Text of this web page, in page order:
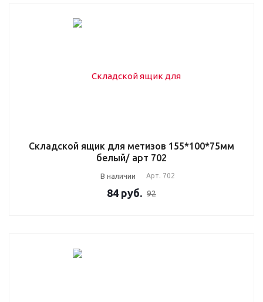
Складской ящик для метизов 155*100*75мм
белый/ арт 702
В наличии Арт. 702
84 руб. 92